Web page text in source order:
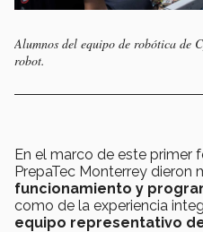
Alumnos del equipo de robótica de
robot.
En el marco de este primer
PrepaTec Monterrey dieron
funcionamiento y
como de la experiencia
equipo representativo